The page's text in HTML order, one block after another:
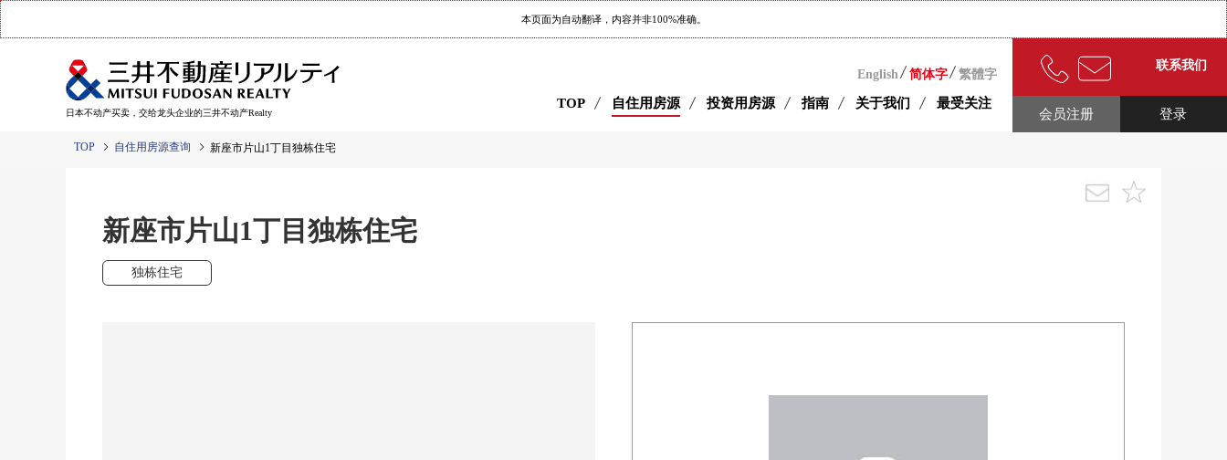
本页面为自动翻译，内容并非100%准确。
日本不动产买卖，交给龙头企业的三井不动产Realty
English 简体字 繁體字
TOP 自住用房源 投资用房源 指南 关于我们 最受关注
联系我们
登录
会员注册
TOP 自住用房源查询 新座市片山1丁目独栋住宅
新座市片山1丁目独栋住宅
独栋住宅